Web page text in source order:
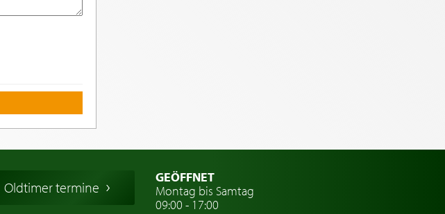
Oldtimer termine
GEÖFFNET
Montag bis Samtag
09:00 - 17:00